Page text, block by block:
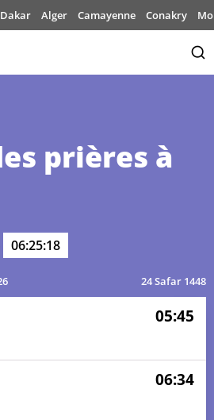
Dakar Alger Camayenne Conakry
prières à
06:25:18
24 Safar 1448
05:45
06:34